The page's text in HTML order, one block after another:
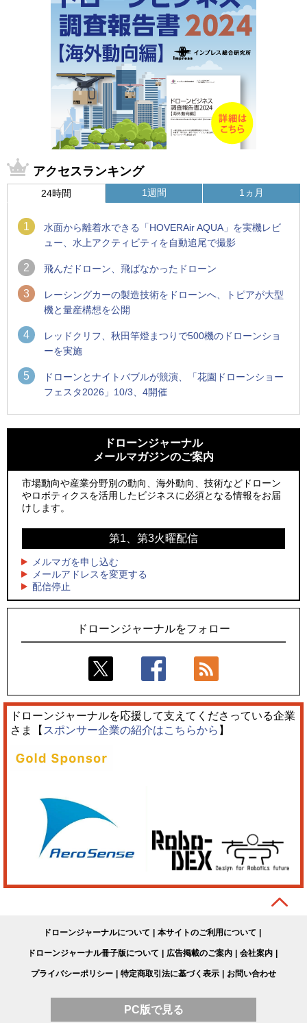
アクセスランキング
24時間
1
水面から離着水できる「HOVERAir AQUA」を実機レビ
ュー、水上アクティビティを自動追尾で撮影
2 飛んだドローン、飛ばなかったドローン
3
レーシングカーの製造技術をドローンへ、トピアが大型
機と量産構想を公開
4
レッドクリフ、秋田竿燈まつりで500機のドローンショ
ーを実施
5
ドローンとナイトバブルが競演、「花園ドローンショー
フェスタ2026」10/3、4開催
1週間
ーンが採択、国産機で量産調達を目指す
飛んだドローン、飛ばなかったドローン
ドローンとナイトバブルが競演、「花園ドローンショーフェ
スタ2026」10/3、4開催
水面から離着水できる「HOVERAir AQUA」を実機レビュー、
水上アクティビティを自動追尾で撮影
レーシングカーの製造技術をドローンへ、トピアが大型機と
量産構想を公開
1ヵ月
ン」とドローンショーによる新演出を実施
防衛装備庁「迎撃ドローン早期取得プログラム」にテラドロ
ーンが採択、国産機で量産調達を目指す
サザンビーチちがさき花火大会で「復活の花火」打ち上げ、
ロボデックス、2時間超の飛行を目指す新型水素燃料電池ドロ
ーンを公開
防衛だけではない、測量から屋内点検まで展開するテラドロ
ーンのソリューション
ドローンジャーナル
メールマガジンのご案内
市場動向や産業分野別の動向、海外動向、技術などドローン
やロボティクスを活用したビジネスに必須となる情報をお届
けします。
第1、第3火曜配信
メルマガを申し込む
メールアドレスを変更する
配信停止
ドローンジャーナルをフォロー
ドローンジャーナルを応援して支えてくださっている企業
さま【 スポンサー企業の紹介はこちらから 】
ドローンジャーナルについて 本サイトのご利用について
ドローンジャーナル冊子版について 広告掲載のご案内 会社案内
プライバシーポリシー 特定商取引法に基づく表示 お問い合わせ
PC版で見る